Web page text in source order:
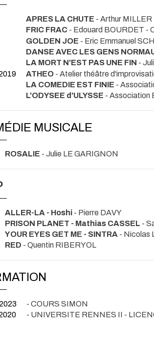
APRES LA CHUTE - Arthur MILLER
FRIC FRAC - Edouard BOURDET -
GOLDEN JOE - Eric Emmanuel
DANSE AVEC LES GENS
LA MORT N'EST PAS UNE FIN -
ATHEO - Atelier théâtre
LA COMEDIE EST FINIE -
L'ODYSEE d'ULYSSE - Association
MUSICALE
ROSALIE - Julie LE GARIGNON
ALLER-LA - Hoshi - Pierre DAVY
PRISON PLANET - Mathias CASSEL -
YOUR EYES GET ME - SINTRA - Nicolas
RED - Quentin RIBERYOL
- COURS SIMON
- UNIVERSITE RENNES II -